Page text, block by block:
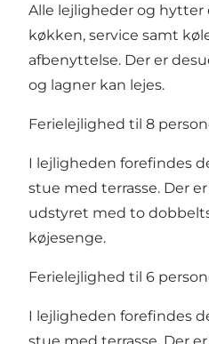
Alle lejligheder og
køkken, service samt
afbenyttelse. Der er
og lagner kan lejes.
Ferielejlighed til 8
I lejligheden forefindes
stue med terrasse. Der
udstyret med to
køjesenge.
Ferielejlighed til 6
I lejligheden forefindes